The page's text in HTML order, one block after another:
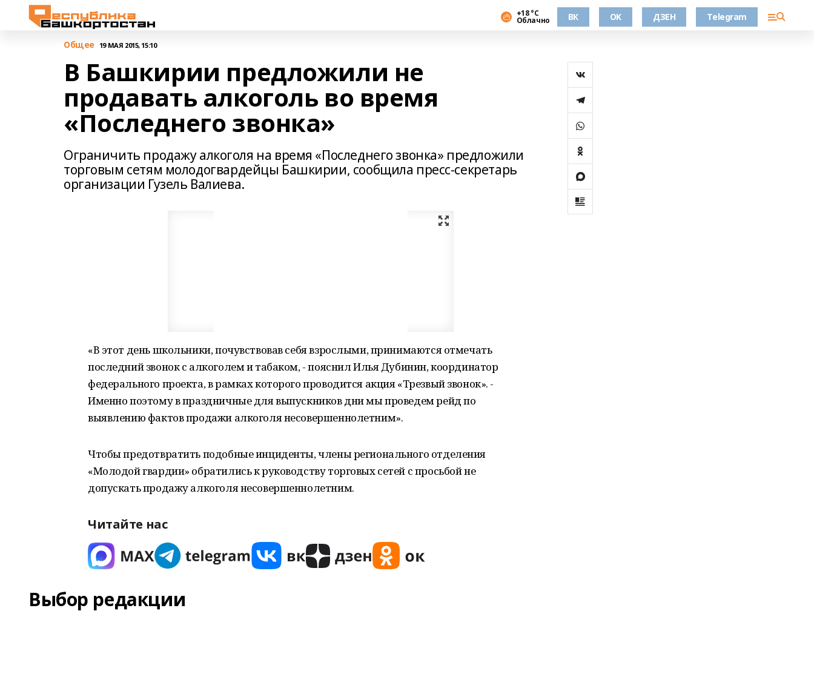
+18 °С
Облачно ВК OK ДЗЕН Telegram
Общее 19 МАЯ 2015, 15:10
В Башкирии предложили не
продавать алкоголь во время
«Последнего звонка»
Ограничить продажу алкоголя на время «Последнего звонка» предложили
торговым сетям молодогвардейцы Башкирии, сообщила пресс-секретарь
организации Гузель Валиева.
«В этот день школьники, почувствовав себя взрослыми, принимаются отмечать
последний звонок с алкоголем и табаком, - пояснил Илья Дубинин, координатор
федерального проекта, в рамках которого проводится акция «Трезвый звонок». -
Именно поэтому в праздничные для выпускников дни мы проведем рейд по
выявлению фактов продажи алкоголя несовершеннолетним».
Чтобы предотвратить подобные инциденты, члены регионального отделения
«Молодой гвардии» обратились к руководству торговых сетей с просьбой не
допускать продажу алкоголя несовершеннолетним.
Читайте нас
Выбор редакции